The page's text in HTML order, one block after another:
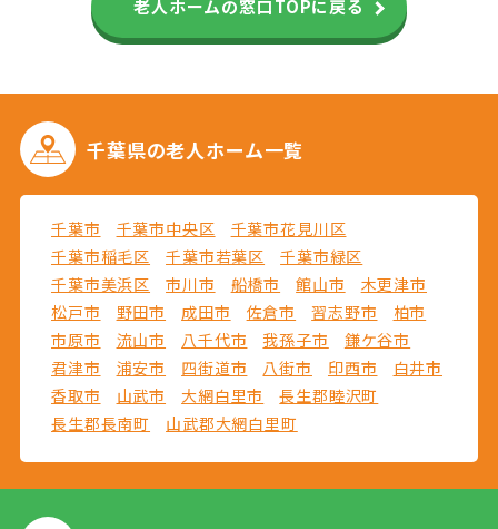
老人ホームの窓口TOPに戻る
千葉県の老人ホーム一覧
千葉市 千葉市中央区
千葉市花見川区
千葉市稲毛区
千葉市若葉区
千葉市緑区
千葉市美浜区
市川市 船橋市 館山市
木更津市
松戸市
野田市 成田市 佐倉市 習志野市
柏市
市原市
流山市 八千代市 我孫子市
鎌ケ谷市
君津市
浦安市 四街道市 八街市 印西市
白井市
香取市
山武市 大網白里市
長生郡睦沢町
長生郡長南町
山武郡大網白里町